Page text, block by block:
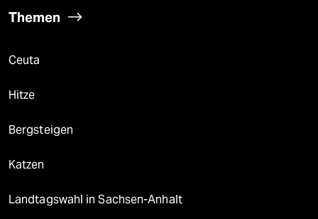
Themen
Ceuta
Hitze
Bergsteigen
Katzen
Landtagswahl in Sachsen-Anhalt